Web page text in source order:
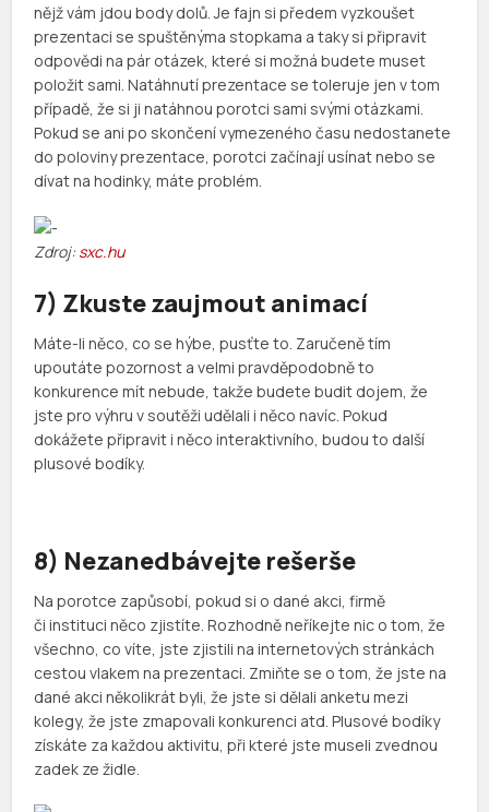
nějž vám jdou body dolů. Je fajn si předem vyzkoušet
prezentaci se spuštěnýma stopkama a taky si připravit
odpovědi na pár otázek, které si možná budete muset
položit sami. Natáhnutí prezentace se toleruje jen v tom
případě, že si ji natáhnou porotci sami svými otázkami.
Pokud se ani po skončení vymezeného času nedostanete
do poloviny prezentace, porotci začínají usínat nebo se
dívat na hodinky, máte problém.
Zdroj:sxc.hu
7) Zkuste zaujmout animací
Máte-li něco, co se hýbe, pusťte to. Zaručeně tím
upoutáte pozornost a velmi pravděpodobně to
konkurence mít nebude, takže budete budit dojem, že
jste pro výhru v soutěži udělali i něco navíc. Pokud
dokážete připravit i něco interaktivního, budou to další
plusové bodíky.
8) Nezanedbávejte rešerše
Na porotce zapůsobí, pokud si o dané akci, firmě
či instituci něco zjistíte. Rozhodně neříkejte nic o tom, že
všechno, co víte, jste zjistili na internetových stránkách
cestou vlakem na prezentaci. Zmiňte se o tom, že jste na
dané akci několikrát byli, že jste si dělali anketu mezi
kolegy, že jste zmapovali konkurenci atd. Plusové bodíky
získáte za každou aktivitu, při které jste museli zvednou
zadek ze židle.